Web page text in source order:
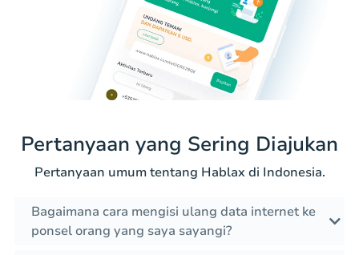
Pertanyaan yang Sering Diajukan
Pertanyaan umum tentang Hablax di Indonesia.
Bagaimana cara mengisi ulang data internet ke
ponsel orang yang saya sayangi?